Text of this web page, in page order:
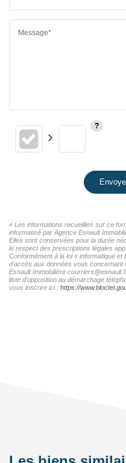
Message*
« Les informations recueillies sur ce
informatisé par Agence Esnault
Elles sont conservées pour la durée
le respect des prescriptions légales
Conformément à la loi « informatique
d'accès aux données vous concernant
Esnault Immobilière
liste d'opposition au démarchage
vous inscrire ici : https://